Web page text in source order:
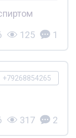
125 1
+79268854265
317 2